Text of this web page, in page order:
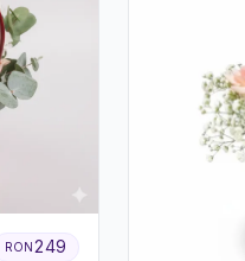
RON249